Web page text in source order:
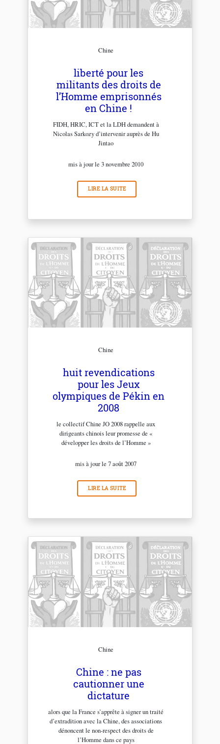
Chine
liberté pour les
militants des droits de
l’Homme emprisonnés
en Chine !
FIDH, HRIC, ICT et la LDH demandent à
Nicolas Sarkozy d’intervenir auprès de Hu
Jintao
mis à jour le 3 novembre 2010
LIRE LA SUITE
Chine
huit revendications
pour les Jeux
olympiques de Pékin en
2008
le collectif Chine JO 2008 rappelle aux
dirigeants chinois leur promesse de «
développer les droits de l’Homme »
mis à jour le 7 août 2007
LIRE LA SUITE
Chine
Chine : ne pas
cautionner une
dictature
alors que la France s’apprête à signer un traité
d’extradition avec la Chine, des associations
dénoncent le non-respect des droits de
l’Homme dans ce pays